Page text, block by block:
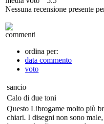
Nessuna recensione presente
commenti
ordina per:
data commento
voto
sancio
Calo di due toni
Questo Librogame molto più
chiari. I disegni non sono